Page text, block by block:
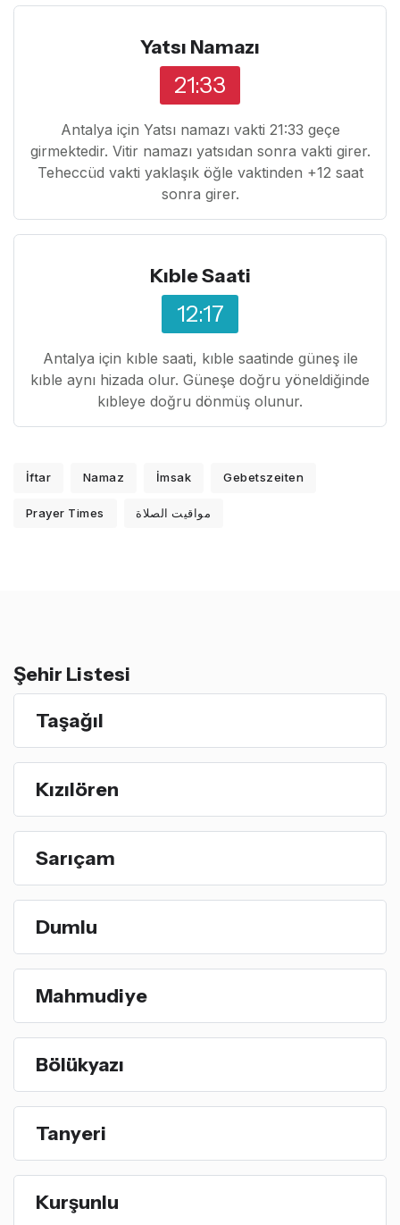
Yatsı Namazı
21:33
Antalya için Yatsı namazı vakti 21:33 geçe
girmektedir. Vitir namazı yatsıdan sonra vakti girer.
Teheccüd vakti yaklaşık öğle vaktinden +12 saat
sonra girer.
Kıble Saati
12:17
Antalya için kıble saati, kıble saatinde güneş ile
kıble aynı hizada olur. Güneşe doğru yöneldiğinde
kıbleye doğru dönmüş olunur.
İftar Namaz İmsak Gebetszeiten
Prayer Times مواقيت الصلاة
Şehir Listesi
Taşağıl
Kızılören
Sarıçam
Dumlu
Mahmudiye
Bölükyazı
Tanyeri
Kurşunlu